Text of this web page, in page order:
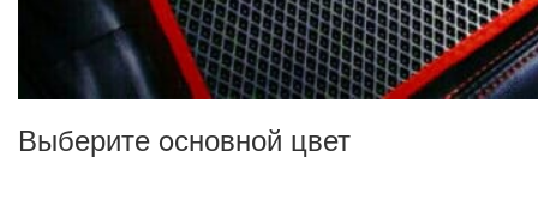
Выберите oсновной цвет